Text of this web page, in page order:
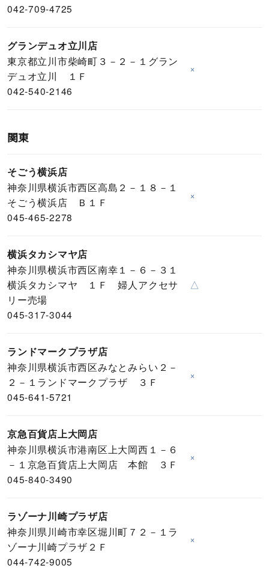
042-709-4725
グランデュオ立川店
東京都立川市柴崎町３－２－１グラン
デュオ立川 １Ｆ
042-540-2146
×
関東
そごう横浜店
神奈川県横浜市西区高島２－１８－１
そごう横浜店 Ｂ１Ｆ
045-465-2278
×
横浜タカシマヤ店
神奈川県横浜市西区南幸１－６－３１
横浜タカシマヤ １Ｆ 婦人アクセサ
リー売場
045-317-3044
△
ランドマークプラザ店
神奈川県横浜市西区みなとみらい２－
２－１ランドマークプラザ ３Ｆ
045-641-5721
×
京急百貨店上大岡店
神奈川県横浜市港南区上大岡西１－６
－１京急百貨店上大岡店 本館 ３Ｆ
045-840-3490
×
ラゾーナ川崎プラザ店
神奈川県川崎市幸区堀川町７２－１ラ
ゾーナ川崎プラザ２Ｆ
044-742-9005
×